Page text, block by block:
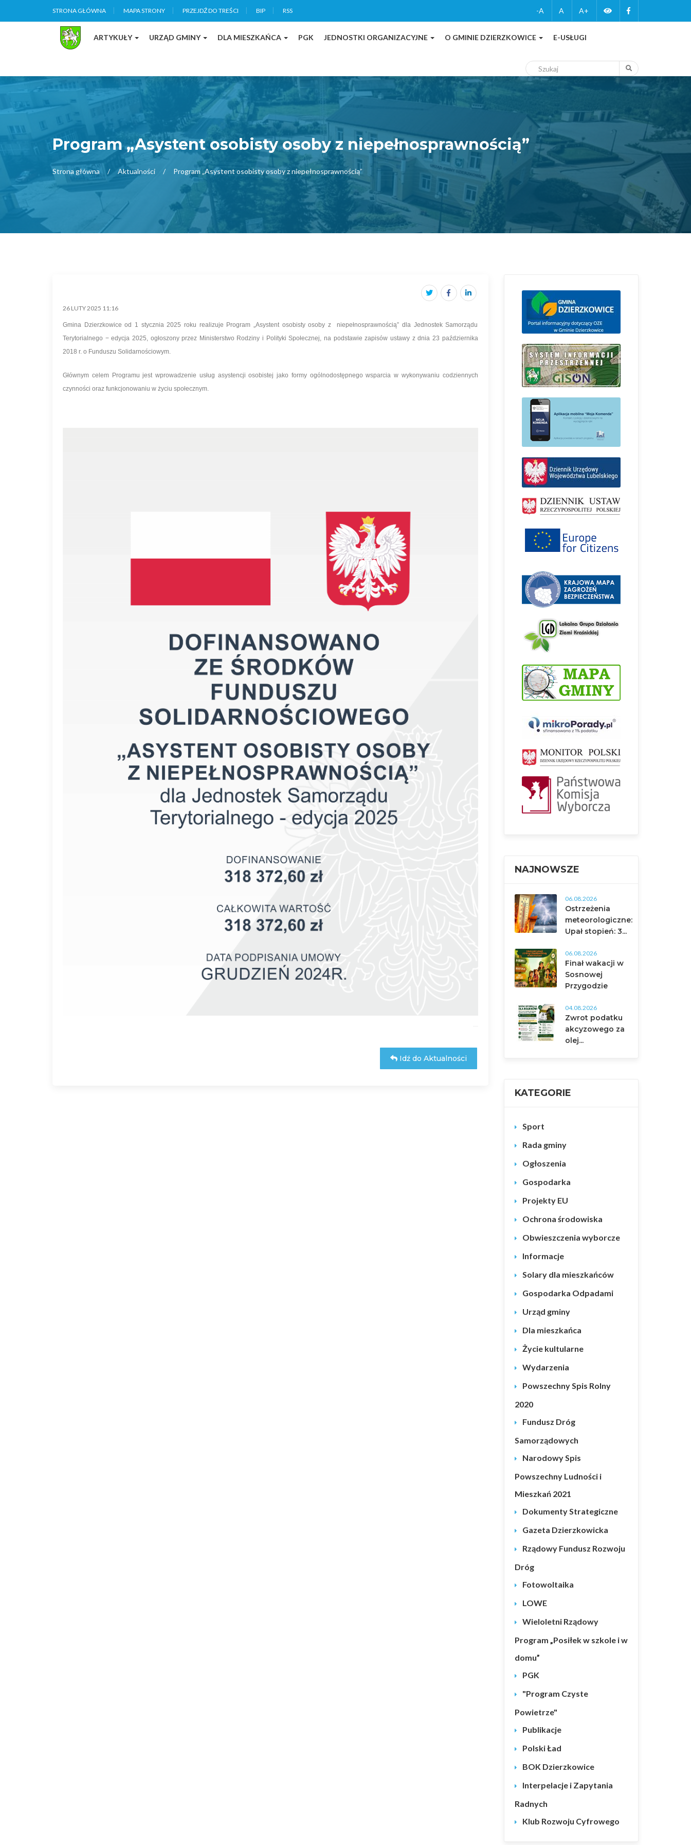
STRONA GŁÓWNA MAPA STRONY PRZEJDŹ DO TREŚCI BIP RSS -A A A+ ZmieńFacebook
ARTYKUŁY URZĄD GMINY DLA MIESZKAŃCA PGK JEDNOSTKI ORGANIZACYJNE O GMINIE DZIERZKOWICE E-USŁUGI
Szukaj Szukaj
Program „Asystent osobisty osoby z niepełnosprawnością”
Strona główna Aktualności Program „Asystent osobisty osoby z niepełnosprawnością”
26 LUTY 2025 11:16
Gmina Dzierzkowice od 1 stycznia 2025 roku realizuje Program „Asystent osobisty osoby z niepełnosprawnością” dla Jednostek Samorządu
Terytorialnego − edycja 2025, ogłoszony przez Ministerstwo Rodziny i Polityki Społecznej, na podstawie zapisów ustawy z dnia 23 października
2018 r. o Funduszu Solidarnościowym.
Głównym celem Programu jest wprowadzenie usług asystencji osobistej jako formy ogólnodostępnego wsparcia w wykonywaniu codziennych
czynności oraz funkcjonowaniu w życiu społecznym.
Idź do Aktualności
NAJNOWSZE
06.08.2026
Ostrzeżenia
meteorologiczne:
Upał stopień: 3...
06.08.2026
Finał wakacji w
Sosnowej
Przygodzie
04.08.2026
Zwrot podatku
akcyzowego za
olej...
KATEGORIE
Sport
Rada gminy
Ogłoszenia
Gospodarka
Projekty EU
Ochrona środowiska
Obwieszczenia wyborcze
Informacje
Solary dla mieszkańców
Gospodarka Odpadami
Urząd gminy
Dla mieszkańca
Życie kultularne
Wydarzenia
Powszechny Spis Rolny
2020
Fundusz Dróg
Samorządowych
Narodowy Spis
Powszechny Ludności i
Mieszkań 2021
Dokumenty Strategiczne
Gazeta Dzierzkowicka
Rządowy Fundusz Rozwoju
Dróg
Fotowoltaika
LOWE
Wieloletni Rządowy
Program „Posiłek w szkole i w
domu”
PGK
"Program Czyste
Powietrze"
Publikacje
Polski Ład
BOK Dzierzkowice
Interpelacje i Zapytania
Radnych
Klub Rozwoju Cyfrowego